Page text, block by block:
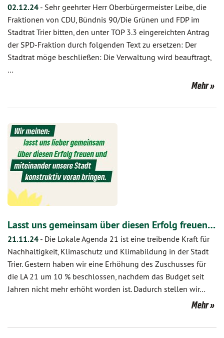
02.12.24 - Sehr geehrter Herr Oberbürgermeister Leibe, die
Fraktionen von CDU, Bündnis 90/Die Grünen und FDP im
Stadtrat Trier bitten, den unter TOP 3.3 eingereichten Antrag
der SPD-Fraktion durch folgenden Text zu ersetzen: Der
Stadtrat möge beschließen: Die Verwaltung wird beauftragt,
…
Mehr
Lasst uns gemeinsam über diesen Erfolg freuen…
21.11.24 - Die Lokale Agenda 21 ist eine treibende Kraft für
Nachhaltigkeit, Klimaschutz und Klimabildung in der Stadt
Trier. Gestern haben wir eine Erhöhung des Zuschusses für
die LA 21 um 10 % beschlossen, nachdem das Budget seit
Jahren nicht mehr erhöht worden ist. Dadurch stellen wir…
Mehr